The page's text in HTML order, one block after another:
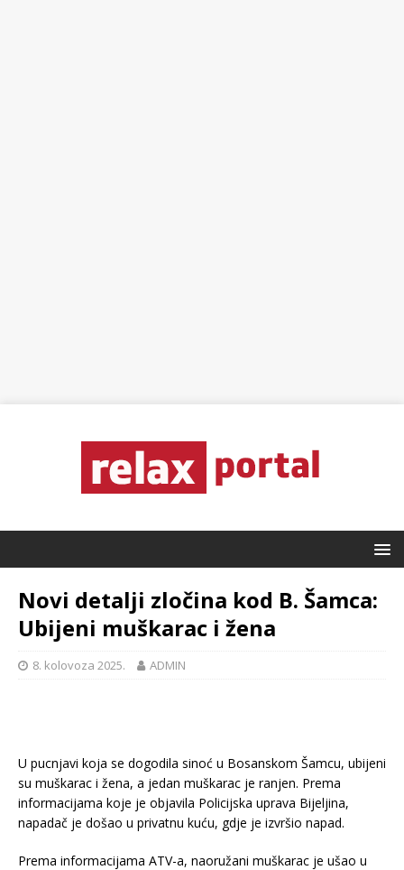
Novi detalji zločina kod B. Šamca:
Ubijeni muškarac i žena
8. kolovoza 2025. ADMIN
U pucnjavi koja se dogodila sinoć u Bosanskom Šamcu, ubijeni
su muškarac i žena, a jedan muškarac je ranjen. Prema
informacijama koje je objavila Policijska uprava Bijeljina,
napadač je došao u privatnu kuću, gdje je izvršio napad.
Prema informacijama ATV-a, naoružani muškarac je ušao u